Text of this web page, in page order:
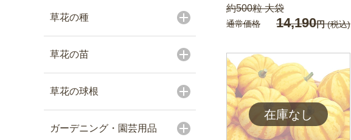
草花の種
草花の苗
草花の球根
ガーデニング・園芸用品
約500粒 大袋
通常価格 14,190円(税込)